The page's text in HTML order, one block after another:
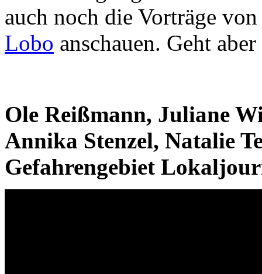
auch noch die Vorträge
Lobo anschauen. Geht
Ole Reißmann, Juliane
Annika Stenzel, Natalie
Gefahrengebiet